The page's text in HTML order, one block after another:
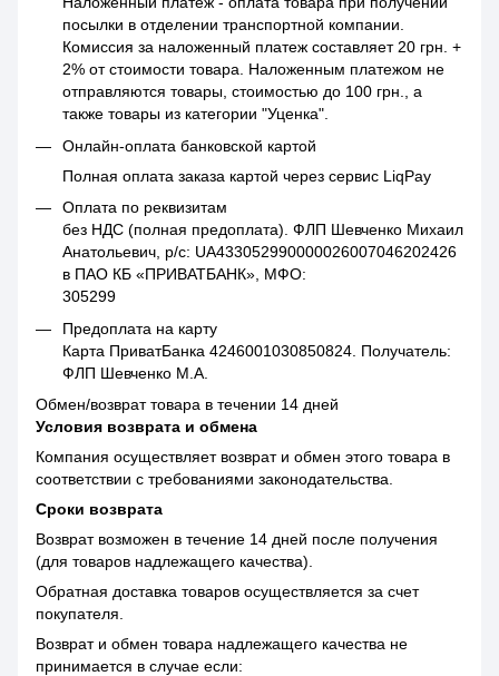
посылки в отделении транспортной компании.
Комиссия за наложенный платеж составляет 20 грн. +
2% от стоимости товара. Наложенным платежом не
отправляются товары, стоимостью до 100 грн., а
также товары из категории "Уценка".
Онлайн-оплата банковской картой
Полная оплата заказа картой через сервис LiqPay
Оплата по реквизитам
без НДС (полная предоплата). ФЛП Шевченко Михаил
Анатольевич, р/с: UA433052990000026007046202426
в ПАО КБ «ПРИВАТБАНК», МФО:
305299
Предоплата на карту
Карта ПриватБанка 4246001030850824. Получатель:
ФЛП Шевченко М.А.
Обмен/возврат товара в течении 14 дней
Условия возврата и обмена
Компания осуществляет возврат и обмен этого товара в
соответствии с требованиями законодательства.
Сроки возврата
Возврат возможен в течение 14 дней после получения
(для товаров надлежащего качества).
Обратная доставка товаров осуществляется за счет
покупателя.
Возврат и обмен товара надлежащего качества не
принимается в случае если: